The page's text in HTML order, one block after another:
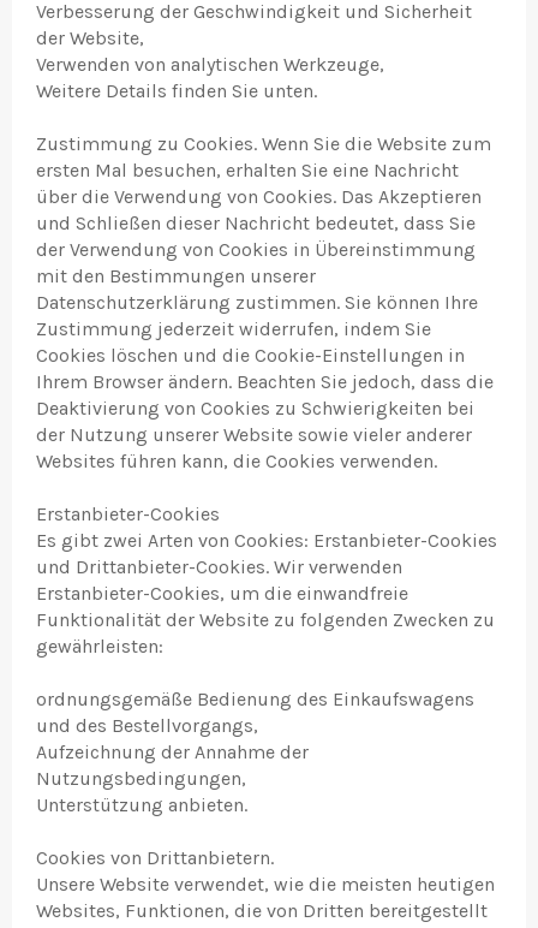
Verbesserung der Geschwindigkeit und Sicherheit
der Website,
Verwenden von analytischen Werkzeuge,
Weitere Details finden Sie unten.
Zustimmung zu Cookies. Wenn Sie die Website zum
ersten Mal besuchen, erhalten Sie eine Nachricht
über die Verwendung von Cookies. Das Akzeptieren
und Schließen dieser Nachricht bedeutet, dass Sie
der Verwendung von Cookies in Übereinstimmung
mit den Bestimmungen unserer
Datenschutzerklärung zustimmen. Sie können Ihre
Zustimmung jederzeit widerrufen, indem Sie
Cookies löschen und die Cookie-Einstellungen in
Ihrem Browser ändern. Beachten Sie jedoch, dass die
Deaktivierung von Cookies zu Schwierigkeiten bei
der Nutzung unserer Website sowie vieler anderer
Websites führen kann, die Cookies verwenden.
Erstanbieter-Cookies
Es gibt zwei Arten von Cookies: Erstanbieter-Cookies
und Drittanbieter-Cookies. Wir verwenden
Erstanbieter-Cookies, um die einwandfreie
Funktionalität der Website zu folgenden Zwecken zu
gewährleisten:
ordnungsgemäße Bedienung des Einkaufswagens
und des Bestellvorgangs,
Aufzeichnung der Annahme der
Nutzungsbedingungen,
Unterstützung anbieten.
Cookies von Drittanbietern.
Unsere Website verwendet, wie die meisten heutigen
Websites, Funktionen, die von Dritten bereitgestellt